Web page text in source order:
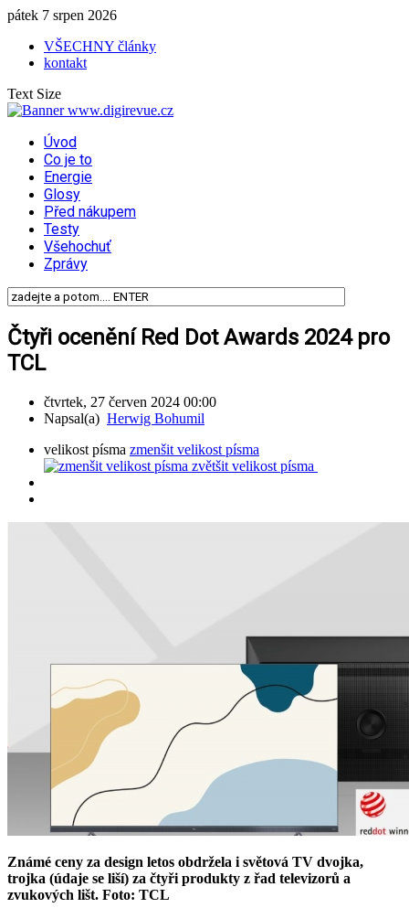
pátek 7 srpen 2026
VŠECHNY články
kontakt
Text Size
Úvod
Co je to
Energie
Glosy
Před nákupem
Testy
Všehochuť
Zprávy
Čtyři ocenění Red Dot Awards 2024 pro
TCL
čtvrtek, 27 červen 2024 00:00
Napsal(a) Herwig Bohumil
velikost písma zmenšit velikost písma
zvětšit velikost písma
Známé ceny za design letos obdržela i světová TV dvojka,
trojka (údaje se liší) za čtyři produkty z řad televizorů a
zvukových lišt. Foto: TCL